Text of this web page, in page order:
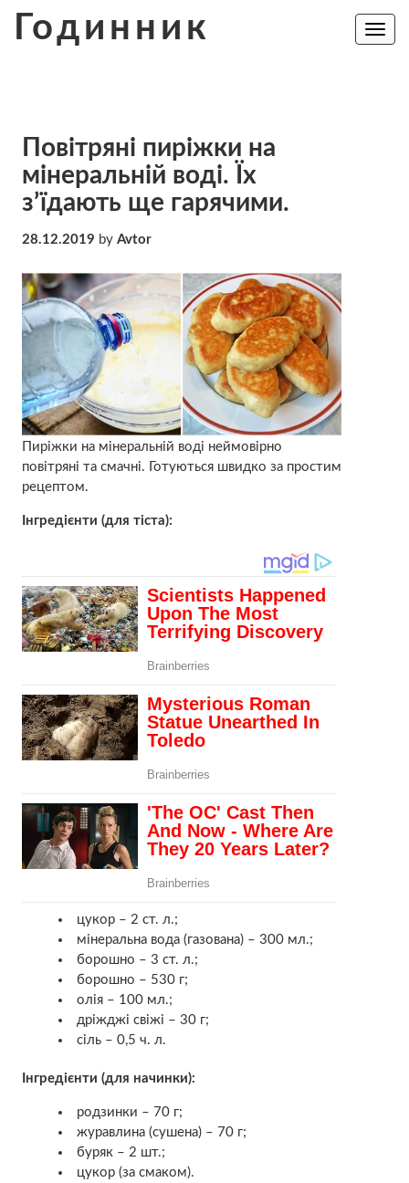
Годинник
Toggle
Повітряні пиріжки на
мінеральній воді. Їх
з’їдають ще гарячими.
28.12.2019 by Avtor
Пиріжки на мінеральній воді неймовірно
повітряні та смачні. Готуються швидко за простим
рецептом.
Інгредієнти (для тіста):
цукор – 2 ст. л.;
мінеральна вода (газована) – 300 мл.;
борошно – 3 ст. л.;
борошно – 530 г;
олія – ​​100 мл.;
дріжджі свіжі – 30 г;
сіль – 0,5 ч. л.
Інгредієнти (для начинки):
родзинки – 70 г;
журавлина (сушена) – 70 г;
буряк – 2 шт.;
цукор (за смаком).